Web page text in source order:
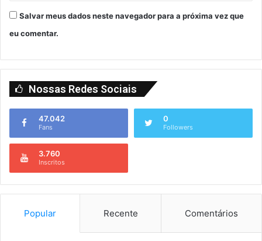
Salvar meus dados neste navegador para a próxima vez que
eu comentar.
Nossas Redes Sociais
47.042
Fans
0
Followers
3.760
Inscritos
Popular Recente Comentários